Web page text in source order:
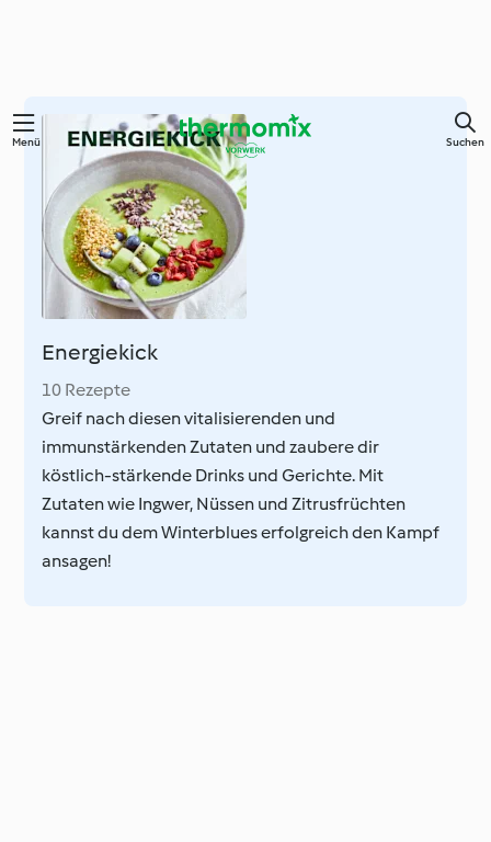
Springe
Hauptinhalt
Menü Suchen
Energiekick
10 Rezepte
Greif nach diesen vitalisierenden und
immunstärkenden Zutaten und zaubere dir
köstlich-stärkende Drinks und Gerichte. Mit
Zutaten wie Ingwer, Nüssen und Zitrusfrüchten
kannst du dem Winterblues erfolgreich den Kampf
ansagen!